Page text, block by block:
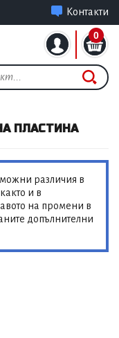
Контакти
0
ПЛАСТИНА
различия в
и в
на промени в
допълнителни